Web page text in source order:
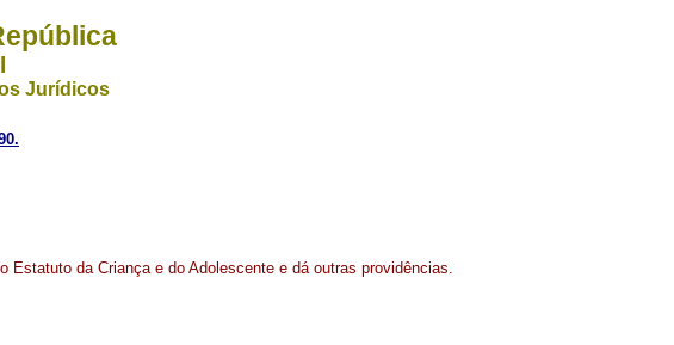
Jurídicos
Estatuto da Criança e do Adolescente e dá outras providências.